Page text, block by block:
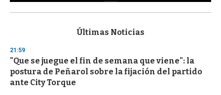
s
d
s
o
f
3
Últimas Noticias
21:59
"Que se juegue el fin de semana que viene": la
postura de Peñarol sobre la fijación del partido
ante City Torque